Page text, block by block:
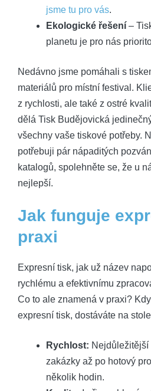
jsme tu pro vás.
Ekologické řešení –
planetu je pro nás
Nedávno jsme pomáhali s
materiálů pro místní festival.
z rychlosti, ale také z ostré
dělá Tisk Budějovická
všechny vaše tiskové potřeby.
potřebuji pár nápaditých
katalogů, spolehněte se, že u
nejlepší.
Jak funguje
praxi
Expresní tisk, jak už název
rychlému a efektivnímu
Co to ale znamená v praxi?
expresní tisk, dostáváte na
Rychlost: Nejdůležitější
zakázky až po hotový
několik hodin.